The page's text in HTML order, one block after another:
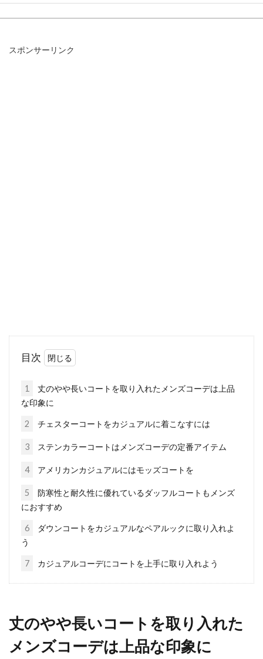
悩む男性必見！シャツとネクタイの
上手な色合わせパターン！
思えますが、実は非常に奥深く、ここに頭を悩
セーターにできる毛玉を簡単に取り
たい！カミソリで取れる？
なってしまいますよね。お気に入りのセータ
ー...
スポンサーリンク
目次
1
丈のやや長いコートを取り入れたメンズコーデは上品
な印象に
2 チェスターコートをカジュアルに着こなすには
3 ステンカラーコートはメンズコーデの定番アイテム
4 アメリカンカジュアルにはモッズコートを
5
防寒性と耐久性に優れているダッフルコートもメンズ
におすすめ
6
ダウンコートをカジュアルなペアルックに取り入れよ
う
7 カジュアルコーデにコートを上手に取り入れよう
丈のやや長いコートを取り入れた
メンズコーデは上品な印象に